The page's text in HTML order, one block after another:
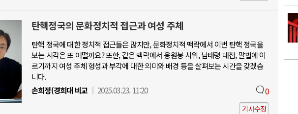
탄핵정국의 문화정치적 접근과 여성 주체
탄핵 정국에 대한 정치적 접근들은 많지만, 문화정치적 맥락에서 이번 탄핵 정국을
보는 시각은 또 어떨까요? 또한, 같은 맥락에서 응원봉 시위, 남태령 대첩, 말벌에 이
르기까지 여성 주체 형성과 부각에 대한 의미와 배경 등을 살펴보는 시간을 갖겠습
니다.
손희정(경희대 비교
2025.03.23. 11:20 0
기사수정